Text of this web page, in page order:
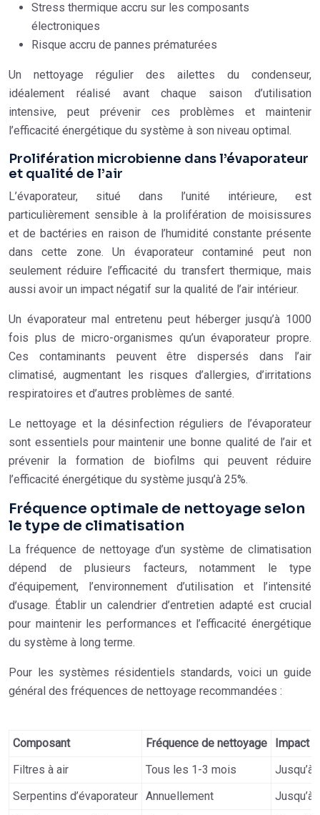
Stress thermique accru sur les composants
électroniques
Risque accru de pannes prématurées
Un nettoyage régulier des ailettes du condenseur,
idéalement réalisé avant chaque saison d’utilisation
intensive, peut prévenir ces problèmes et maintenir
l’efficacité énergétique du système à son niveau optimal.
Prolifération microbienne dans l’évaporateur
et qualité de l’air
L’évaporateur, situé dans l’unité intérieure, est
particulièrement sensible à la prolifération de moisissures
et de bactéries en raison de l’humidité constante présente
dans cette zone. Un évaporateur contaminé peut non
seulement réduire l’efficacité du transfert thermique, mais
aussi avoir un impact négatif sur la qualité de l’air intérieur.
Un évaporateur mal entretenu peut héberger jusqu’à 1000
fois plus de micro-organismes qu’un évaporateur propre.
Ces contaminants peuvent être dispersés dans l’air
climatisé, augmentant les risques d’allergies, d’irritations
respiratoires et d’autres problèmes de santé.
Le nettoyage et la désinfection réguliers de l’évaporateur
sont essentiels pour maintenir une bonne qualité de l’air et
prévenir la formation de biofilms qui peuvent réduire
l’efficacité énergétique du système jusqu’à 25%.
Fréquence optimale de nettoyage selon
le type de climatisation
La fréquence de nettoyage d’un système de climatisation
dépend de plusieurs facteurs, notamment le type
d’équipement, l’environnement d’utilisation et l’intensité
d’usage. Établir un calendrier d’entretien adapté est crucial
pour maintenir les performances et l’efficacité énergétique
du système à long terme.
Pour les systèmes résidentiels standards, voici un guide
général des fréquences de nettoyage recommandées :
Composant Fréquence de nettoyage
Impact
Filtres à air
Tous les 1-3 mois
Jusqu’à
Serpentins d’évaporateur Annuellement
Jusqu’à